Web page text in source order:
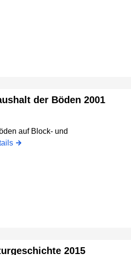
der Böden 2001
auf Block- und
2015